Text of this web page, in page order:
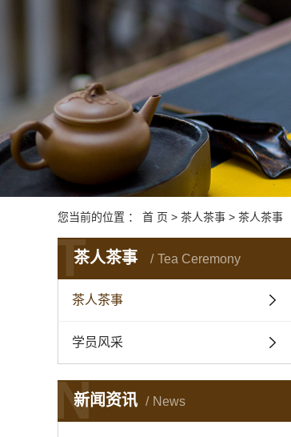
荣誉资质
您当前的位置 ： 首 页 > 茶人茶事 > 茶人茶事
茶人茶事 Tea Ceremony
T
茶人茶事
学员风采
新闻资讯 News
N